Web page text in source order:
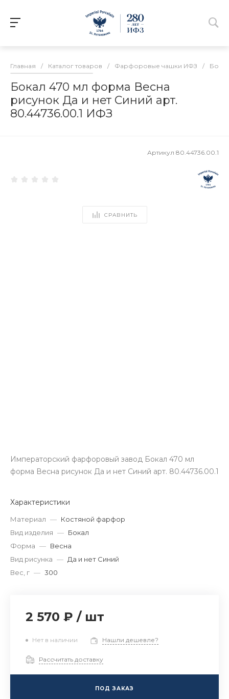
Главная / Каталог товаров / Фарфоровые чашки ИФЗ /
Бокал 470 мл форма Весна
рисунок Да и нет Синий арт.
80.44736.00.1 ИФЗ
Артикул 80.44736.00.1
СРАВНИТЬ
Императорский фарфоровый завод Бокал 470 мл
форма Весна рисунок Да и нет Синий арт. 80.44736.00.1
Характеристики
Материал — Костяной фарфор
Вид изделия — Бокал
Форма — Весна
Вид рисунка — Да и нет Синий
Вес, г — 300
2 570 ₽ / шт
Нет в наличии Нашли дешевле?
Рассчитать доставку
ПОД ЗАКАЗ